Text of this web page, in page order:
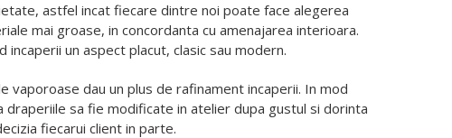
astfel incat fiecare dintre noi poate face alegerea
mai groase, in concordanta cu amenajarea interioara.
un aspect placut, clasic sau modern.
dau un plus de rafinament incaperii. In mod
sa fie modificate in atelier dupa gustul si dorinta
fiecarui client in parte.